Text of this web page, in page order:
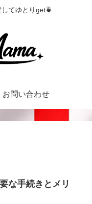
てゆとりget🍵
お問い合わせ
な手続きとメリ